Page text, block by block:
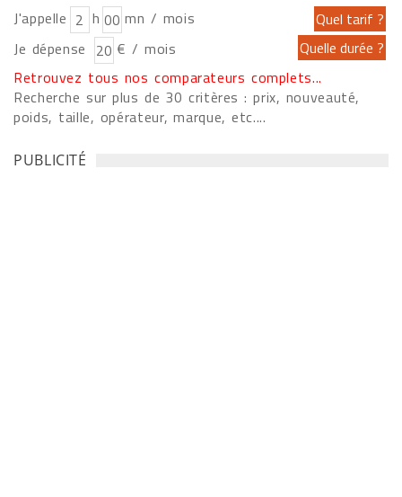
J'appelle h
mn / mois
Je dépense
€ / mois
Retrouvez tous nos comparateurs complets...
Recherche sur plus de 30 critères : prix, nouveauté,
poids, taille, opérateur, marque, etc....
PUBLICITÉ